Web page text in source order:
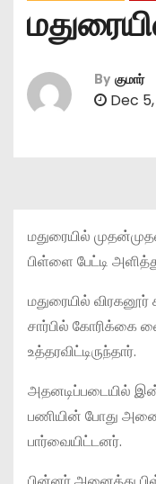
By குமார்
Dec 5,
மதுரையில்
பிள்ளை பேட்டி
மதுரையில்
சார்பில் கோரிக்கை
உத்தரவிட்டிருந்தார்.
அதனடிப்படையில்
பணியின் போது
பார்வையிட்டனர்.